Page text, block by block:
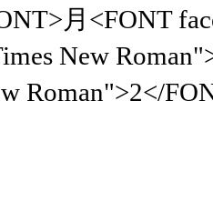
月<FONT
New
Roman">2</